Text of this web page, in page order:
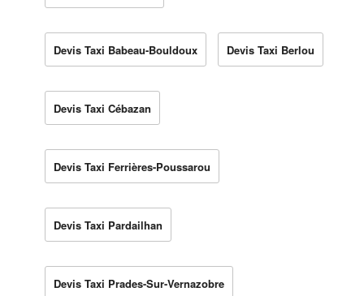
Devis Taxi Babeau-Bouldoux Devis Taxi Berlou
Devis Taxi Cébazan
Devis Taxi Ferrières-Poussarou
Devis Taxi Pardailhan
Devis Taxi Prades-Sur-Vernazobre